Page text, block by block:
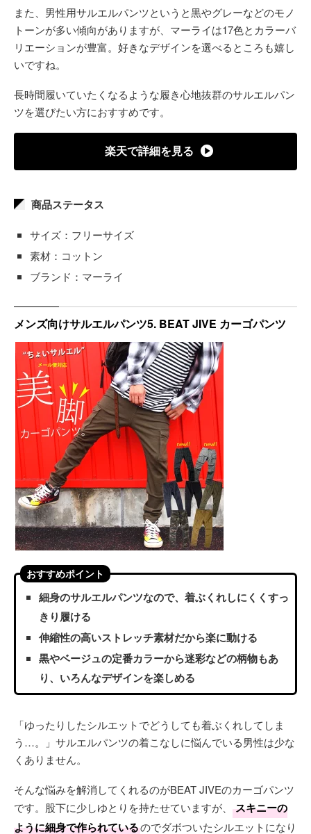
また、男性用サルエルパンツというと黒やグレーなどのモノ
トーンが多い傾向がありますが、マーライは17色とカラーバ
リエーションが豊富。好きなデザインを選べるところも嬉し
いですね。
長時間履いていたくなるような履き心地抜群のサルエルパン
ツを選びたい方におすすめです。
楽天で詳細を見る
商品ステータス
サイズ：フリーサイズ
素材：コットン
ブランド：マーライ
メンズ向けサルエルパンツ5. BEAT JIVE カーゴパンツ
おすすめポイント
細身のサルエルパンツなので、着ぶくれしにくくすっ
きり履ける
伸縮性の高いストレッチ素材だから楽に動ける
黒やベージュの定番カラーから迷彩などの柄物もあ
り、いろんなデザインを楽しめる
「ゆったりしたシルエットでどうしても着ぶくれしてしま
う…。」サルエルパンツの着こなしに悩んでいる男性は少な
くありません。
そんな悩みを解消してくれるのがBEAT JIVEのカーゴパンツ
です。股下に少しゆとりを持たせていますが、
スキニーの
ように細身で作られているのでダボついたシルエットになり